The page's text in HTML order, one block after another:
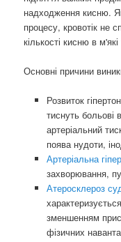
надходження кисню.
процесу, кровотік не
кількості кисню в
Основні причини
Розвиток
тиснуть больові
артеріальний
поява нудоти,
Артеріальна
захворювання,
Атеросклероз
зменшенням
фізичних